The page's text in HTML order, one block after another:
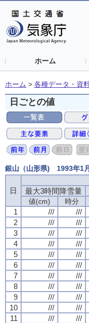
ホーム
ホーム > 各種データ・資
日ごとの値
銀山（山形県) 1993年1
日
最大3時間降雪量
値(cm) 時分
1 /// ///
2
/// ///
3
/// ///
4
/// ///
5
/// ///
6
/// ///
7
/// ///
8
/// ///
9
/// ///
10
/// ///
11
/// ///